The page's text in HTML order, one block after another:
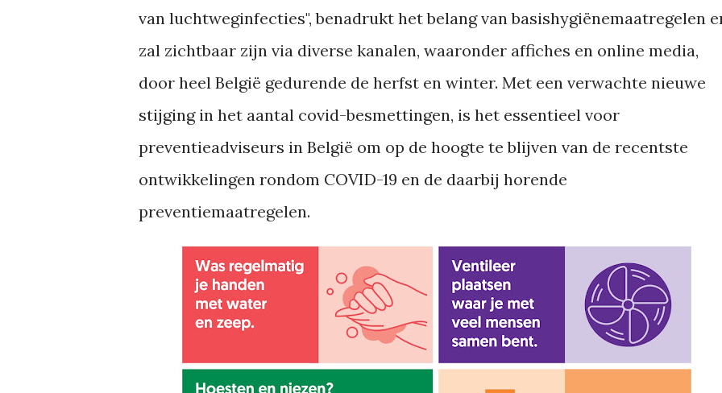
van luchtweginfecties", benadrukt het belang van basishygiënemaatregelen
zal zichtbaar zijn via diverse kanalen, waaronder affiches en online media,
door heel België gedurende de herfst en winter. Met een verwachte nieuwe
stijging in het aantal covid-besmettingen, is het essentieel voor
preventieadviseurs in België om op de hoogte te blijven van de recentste
ontwikkelingen rondom COVID-19 en de daarbij horende
preventiemaatregelen.